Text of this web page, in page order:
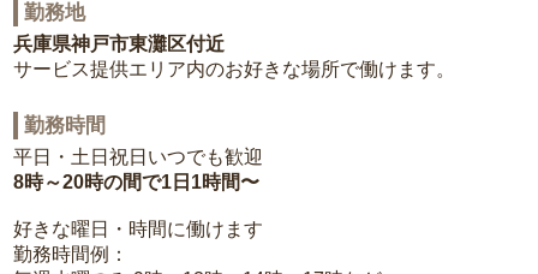
勤務地
兵庫県神戸市東灘区付近
サービス提供エリア内のお好きな場所で働けます。
勤務時間
平日・土日祝日いつでも歓迎
8時～20時の間で1日1時間〜
好きな曜日・時間に働けます
勤務時間例：